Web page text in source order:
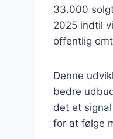
33.000
2025 indtil
offentlig
Denne
bedre
det et
for at følge